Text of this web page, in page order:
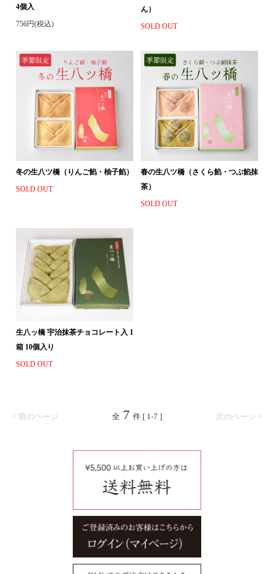
4個入
756円(税込)
ん）
SOLD OUT
冬の生八ツ橋（りんご餡・柚子餡）
SOLD OUT
春の生八ツ橋（さくら餡・つぶ餡抹
茶）
SOLD OUT
生八ッ橋 宇治抹茶チョコレート入 1
箱 10個入り
SOLD OUT
< 前のページ 次のページ >
全 7 件 [ 1-7 ]